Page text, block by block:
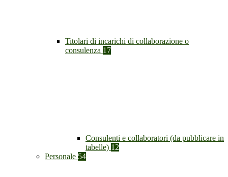
Titolari di incarichi di collaborazione o
consulenza 17
Consulenti e collaboratori (da pubblicare in
tabelle) 12
Personale 54